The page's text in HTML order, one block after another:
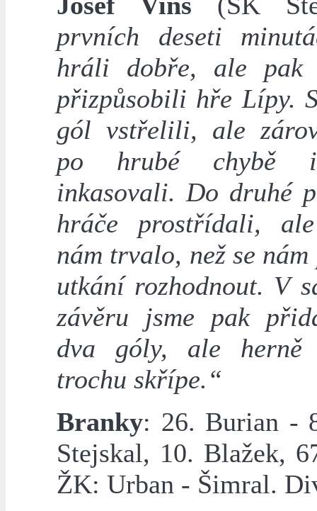
prvních deseti
hráli dobře, ale pak
přizpůsobili hře Lípy.
gól vstřelili, ale
po hrubé chybě
inkasovali. Do druhé
hráče prostřídali,
nám trvalo, než se
utkání rozhodnout. V
závěru jsme pak
dva góly, ale
trochu skřípe.“
Branky: 26. Burian -
Stejskal, 10. Blažek,
ŽK: Urban - Šimral.